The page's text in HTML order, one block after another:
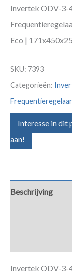
Invertek ODV-
Eco |
SKU: 7393
Categorieën:
Interesse in dit
aan!
Beschrijving
Invertek ODV-